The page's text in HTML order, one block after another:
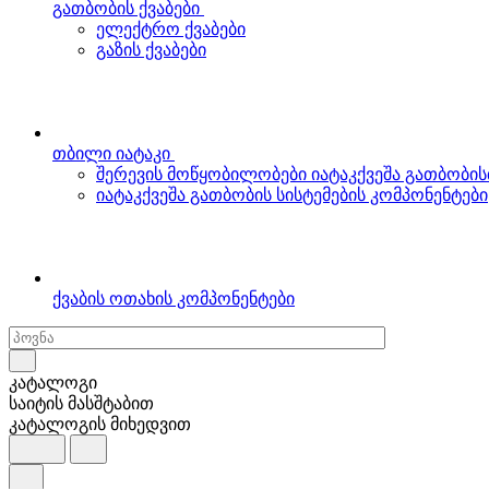
გათბობის ქვაბები
ელექტრო ქვაბები
გაზის ქვაბები
თბილი იატაკი
შერევის მოწყობილობები იატაკქვეშა
იატაკქვეშა გათბობის სისტემების კომპონენტები
ქვაბის ოთახის კომპონენტები
კატალოგი
საიტის მასშტაბით
კატალოგის მიხედვით